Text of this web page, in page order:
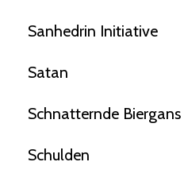
Sanhedrin Initiative
Satan
Schnatternde Biergans
Schulden